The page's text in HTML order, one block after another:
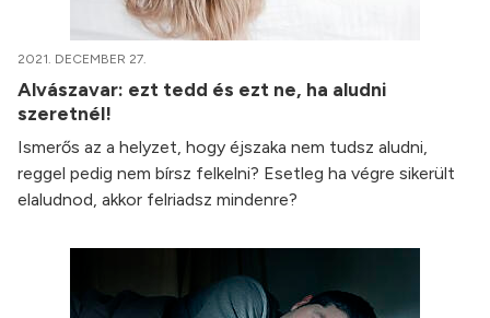
2021. DECEMBER 27.
Alvászavar: ezt tedd és ezt ne, ha aludni
szeretnél!
Ismerős az a helyzet, hogy éjszaka nem tudsz aludni,
reggel pedig nem bírsz felkelni? Esetleg ha végre sikerült
elaludnod, akkor felriadsz mindenre?